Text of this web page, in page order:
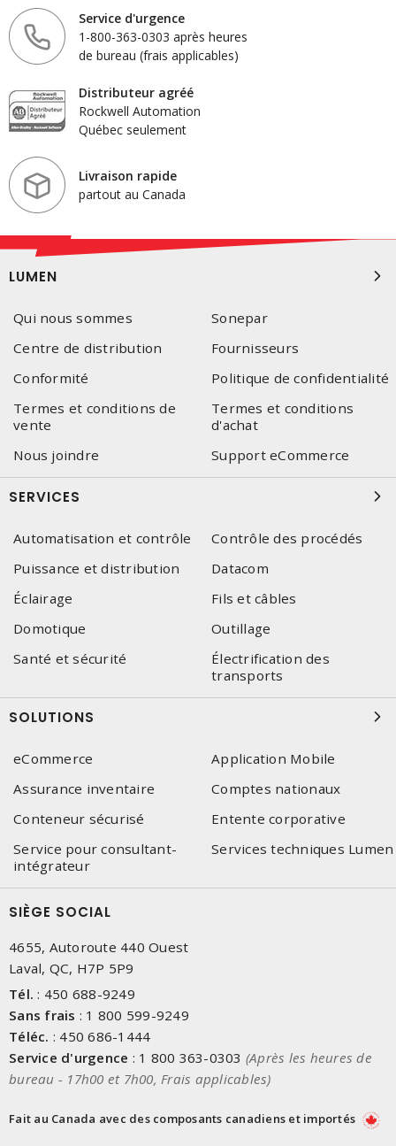
Service d'urgence
1-800-363-0303 après heures
de bureau (frais applicables)
Distributeur agréé
Rockwell Automation
Québec seulement
Livraison rapide
partout au Canada
LUMEN
Qui nous sommes
Sonepar
Centre de distribution
Fournisseurs
Conformité
Politique de confidentialité
Termes et conditions de
vente
Termes et conditions
d'achat
Nous joindre
Support eCommerce
SERVICES
Automatisation et contrôle
Contrôle des procédés
Puissance et distribution
Datacom
Éclairage
Fils et câbles
Domotique
Outillage
Santé et sécurité
Électrification des
transports
SOLUTIONS
eCommerce
Application Mobile
Assurance inventaire
Comptes nationaux
Conteneur sécurisé
Entente corporative
Service pour consultant-
intégrateur
Services techniques Lumen
SIÈGE SOCIAL
4655, Autoroute 440 Ouest
Laval, QC, H7P 5P9
Tél. : 450 688-9249
Sans frais : 1 800 599-9249
Téléc. : 450 686-1444
Service d'urgence : 1 800 363-0303 (Après les heures de
bureau - 17h00 et 7h00, Frais applicables)
Fait au Canada avec des composants canadiens et importés